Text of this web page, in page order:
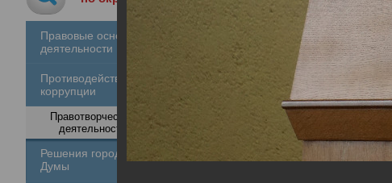
Правовые основы
деятельности
Противодействие
коррупции
Правотворческая
деятельность
Решения городской
Думы